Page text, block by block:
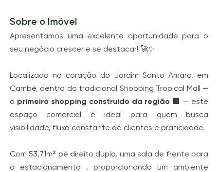
Sobre o Imóvel
Apresentamos uma excelente oportunidade para o
seu negócio crescer e se destacar! 🚀✨
Localizado no coração do Jardim Santo Amaro, em
Cambé, dentro do tradicional Shopping Tropical Mall —
o primeiro shopping construído da região 🏢 — este
espaço comercial é ideal para quem busca
visibilidade, fluxo constante de clientes e praticidade.
Com 53,71m² pé direito duplo, uma sala de frente para
o estacionamento , proporcionando um ambiente